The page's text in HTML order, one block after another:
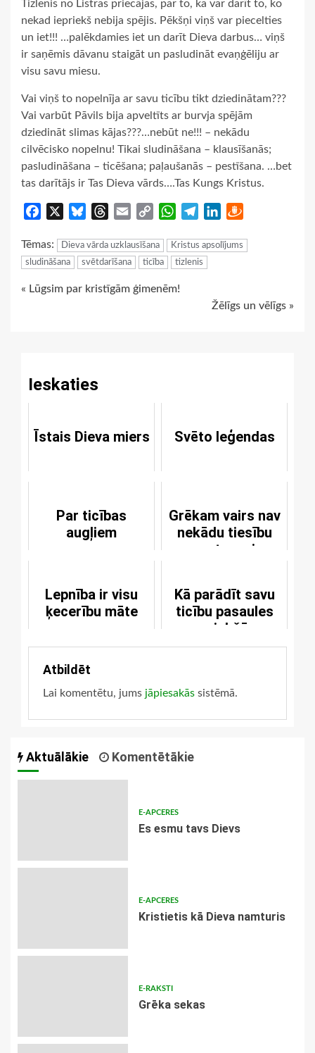
Tizlenis no Listras priecājas, par to, ka var darīt to, ko
nekad iepriekš nebija spējis. Pēkšņi viņš var piecelties
un iet!!! …palēkdamies iet un darīt Dieva darbus… viņš
ir saņēmis dāvanu staigāt un pasludināt evaņģēliju ar
visu savu miesu.
Vai viņš to nopelnīja ar savu ticību tikt dziedinātam???
Vai varbūt Pāvils bija apveltīts ar burvja spējām
dziedināt slimas kājas???…nebūt ne!!! – nekādu
cilvēcisko nopelnu! Tikai sludināšana – klausīšanās;
pasludināšana – ticēšana; paļaušanās – pestīšana. …bet
tas darītājs ir Tas Dieva vārds….Tas Kungs Kristus.
Facebook BlueskyThreads
Email
Copy
WhatsApp
TelegramLinkedIn
Tēmas: Dieva vārda uzklausīšana
Kristus apsolījums
sludināšana
svētdarīšana ticība tizlenis
Continue
« Lūgsim par kristīgām ģimenēm!
Žēlīgs un vēlīgs »
Ieskaties
Īstais Dieva miers Svēto leģendas
Par ticības
augļiem
Grēkam vairs nav
nekādu tiesību
pret mani
Lepnība ir visu
ķecerību māte
Kā parādīt savu
ticību pasaules
priekšā
Atbildēt
Lai komentētu, jums jāpiesakās sistēmā.
Aktuālākie Komentētākie
E-APCERES
Es esmu tavs Dievs
E-APCERES
Kristietis kā Dieva namturis
E-RAKSTI
Grēka sekas